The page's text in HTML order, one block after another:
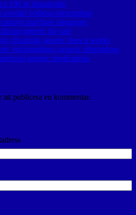
100 gr dutasteride
avodart without prescription
staxyn purchase singapore
generic for sale
rifaximin generic does it works
enclomiphene generic alternatives
generic medications
att publicera en kommentar.